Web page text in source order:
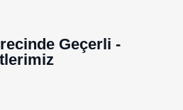
Geçerli -